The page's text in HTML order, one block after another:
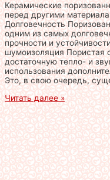
Керамические
перед другими
Долговечность
одним из самых
прочности и
шумоизоляция Пористая
достаточную тепло- и
использования
Это, в свою очередь,
Читать далее »